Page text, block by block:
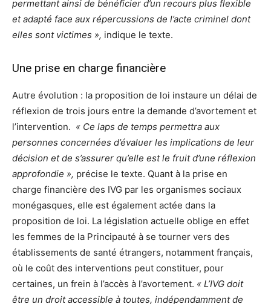
permettant ainsi de bénéficier d’un recours plus flexible
et adapté face aux répercussions de l’acte criminel dont
elles sont victimes », indique le texte.
Une prise en charge financière
Autre évolution : la proposition de loi instaure un délai de
réflexion de trois jours entre la demande d’avortement et
l’intervention. « Ce laps de temps permettra aux
personnes concernées d’évaluer les implications de leur
décision et de s’assurer qu’elle est le fruit d’une réflexion
approfondie », précise le texte. Quant à la prise en
charge financière des IVG par les organismes sociaux
monégasques, elle est également actée dans la
proposition de loi. La législation actuelle oblige en effet
les femmes de la Principauté à se tourner vers des
établissements de santé étrangers, notamment français,
où le coût des interventions peut constituer, pour
certaines, un frein à l’accès à l’avortement. « L’IVG doit
être un droit accessible à toutes, indépendamment de